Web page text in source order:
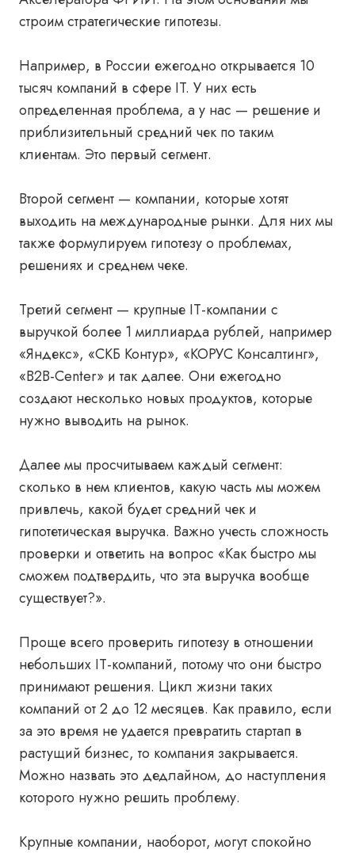
строим стратегические гипотезы.
Например, в России ежегодно открывается 10
тысяч компаний в сфере IT. У них есть
определенная проблема, а у нас — решение и
приблизительный средний чек по таким
клиентам. Это первый сегмент.
Второй сегмент — компании, которые хотят
выходить на международные рынки. Для них мы
также формулируем гипотезу о проблемах,
решениях и среднем чеке.
Третий сегмент — крупные IT-компании с
выручкой более 1 миллиарда рублей, например
«Яндекс», «СКБ Контур», «КОРУС Консалтинг»,
«B2B-Center» и так далее. Они ежегодно
создают несколько новых продуктов, которые
нужно выводить на рынок.
Далее мы просчитываем каждый сегмент:
сколько в нем клиентов, какую часть мы можем
привлечь, какой будет средний чек и
гипотетическая выручка. Важно учесть сложность
проверки и ответить на вопрос «Как быстро мы
сможем подтвердить, что эта выручка вообще
существует?».
Проще всего проверить гипотезу в отношении
небольших IT-компаний, потому что они быстро
принимают решения. Цикл жизни таких
компаний от 2 до 12 месяцев. Как правило, если
за это время не удается превратить стартап в
растущий бизнес, то компания закрывается.
Можно назвать это дедлайном, до наступления
которого нужно решить проблему.
Крупные компании, наоборот, могут спокойно